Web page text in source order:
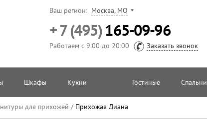
Ваш регион: Москва, МО
+ 7 (495)165-09-96
Работаем с 9:00 до 20:00 Заказать звонок
Шкафы Кухни Гостиные Спальни
для прихожей / Прихожая Диана